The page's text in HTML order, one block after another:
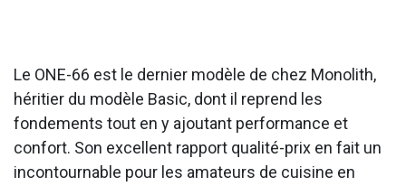
Le ONE-66 est le dernier modèle de chez Monolith,
héritier du modèle Basic, dont il reprend les
fondements tout en y ajoutant performance et
confort. Son excellent rapport qualité-prix en fait un
incontournable pour les amateurs de cuisine en